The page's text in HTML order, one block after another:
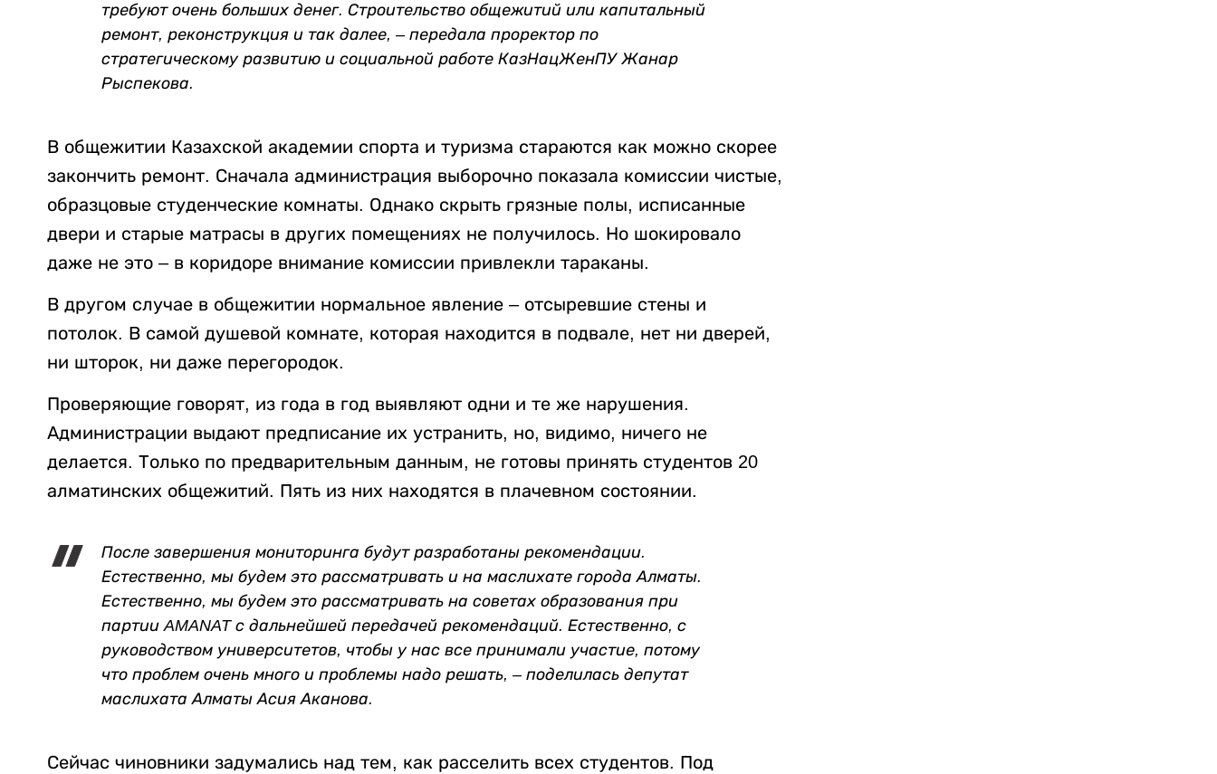
требуют очень больших денег. Строительство общежитий или капитальный
ремонт, реконструкция и так далее, – передала проректор по
стратегическому развитию и социальной работе КазНацЖенПУ Жанар
Рыспекова.
В общежитии Казахской академии спорта и туризма стараются как можно скорее
закончить ремонт. Сначала администрация выборочно показала комиссии чистые,
образцовые студенческие комнаты. Однако скрыть грязные полы, исписанные
двери и старые матрасы в других помещениях не получилось. Но шокировало
даже не это – в коридоре внимание комиссии привлекли тараканы.
В другом случае в общежитии нормальное явление – отсыревшие стены и
потолок. В самой душевой комнате, которая находится в подвале, нет ни дверей,
ни шторок, ни даже перегородок.
Проверяющие говорят, из года в год выявляют одни и те же нарушения.
Администрации выдают предписание их устранить, но, видимо, ничего не
делается. Только по предварительным данным, не готовы принять студентов 20
алматинских общежитий. Пять из них находятся в плачевном состоянии.
После завершения мониторинга будут разработаны рекомендации.
Естественно, мы будем это рассматривать и на маслихате города Алматы.
Естественно, мы будем это рассматривать на советах образования при
партии AMANAT с дальнейшей передачей рекомендаций. Естественно, с
руководством университетов, чтобы у нас все принимали участие, потому
что проблем очень много и проблемы надо решать, – поделилась депутат
маслихата Алматы Асия Аканова.
Сейчас чиновники задумались над тем, как расселить всех студентов. Под